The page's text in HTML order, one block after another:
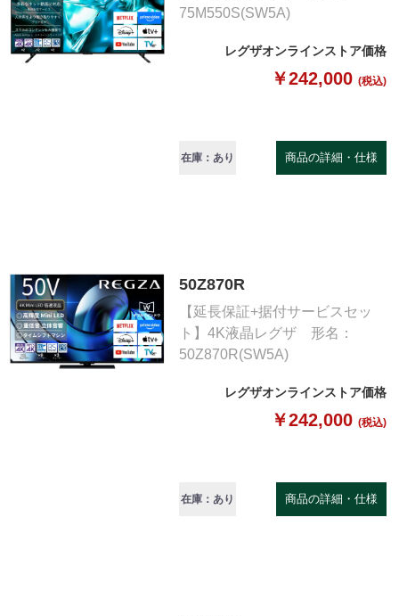
75M550S(SW5A)
レグザオンラインストア価格
￥242,000 (税込)
在庫：あり 商品の詳細・仕様
50Z870R
【延長保証+据付サービスセッ
ト】4K液晶レグザ 形名：
50Z870R(SW5A)
レグザオンラインストア価格
￥242,000 (税込)
在庫：あり 商品の詳細・仕様